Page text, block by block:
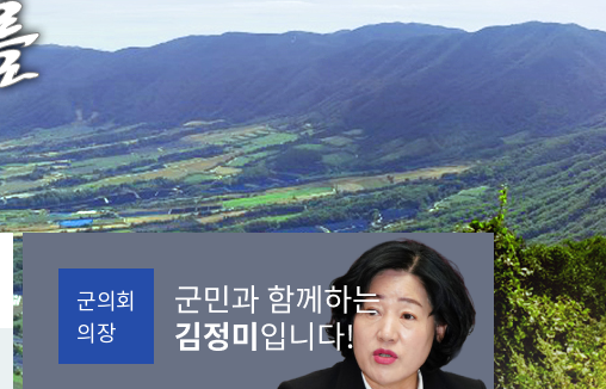
군의회
의장